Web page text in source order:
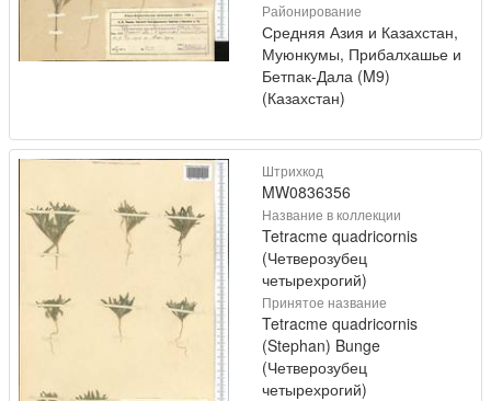
Районирование
Средняя Азия и Казахстан,
Муюнкумы, Прибалхашье и
Бетпак-Дала (M9)
(Казахстан)
Штрихкод
MW0836356
Название в коллекции
Tetracme quadricornis
(Четверозубец
четырехрогий)
Принятое название
Tetracme quadricornis
(Stephan) Bunge
(Четверозубец
четырехрогий)